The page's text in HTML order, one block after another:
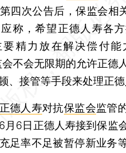
四次公告后，保监会相
称，希望正德人寿各
要精力放在解决偿付能
会不会无限期的允许正德
、接管等手段来处理正
正德人寿对抗保监会监管
月6日正德人寿接到保监
足率不足被暂停新业务